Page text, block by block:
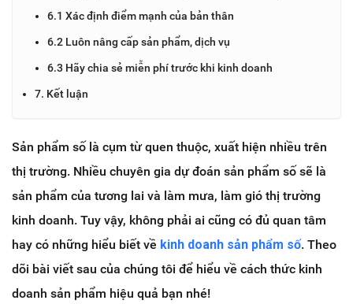
6.1 Xác định điểm mạnh của bản thân
6.2 Luôn nâng cấp sản phẩm, dịch vụ
6.3 Hãy chia sẻ miễn phí trước khi kinh doanh
7. Kết luận
Sản phẩm số là cụm từ quen thuộc, xuất hiện nhiều trên
thị trường. Nhiều chuyên gia dự đoán sản phẩm số sẽ là
sản phẩm của tương lai và làm mưa, làm gió thị trường
kinh doanh. Tuy vậy, không phải ai cũng có đủ quan tâm
hay có những hiểu biết về kinh doanh sản phẩm số. Theo
dõi bài viết sau của chúng tôi để hiểu về cách thức kinh
doanh sản phẩm hiệu quả bạn nhé!